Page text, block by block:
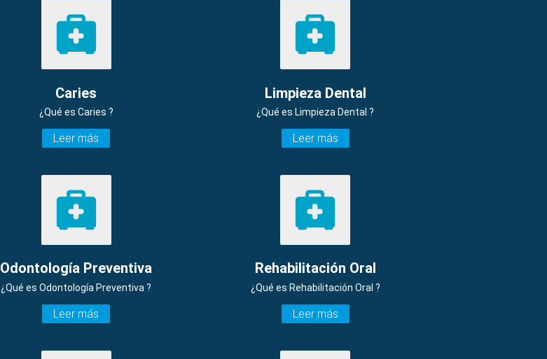
Caries
¿Qué es Caries ?
Leer más
Limpieza Dental
¿Qué es Limpieza Dental ?
Leer más
Odontología Preventiva
¿Qué es Odontología Preventiva ?
Leer más
Rehabilitación Oral
¿Qué es Rehabilitación Oral ?
Leer más